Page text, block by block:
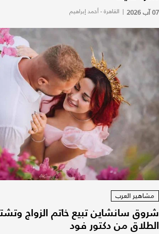
07 آب 2026 | القاهرة - أحمد إبراهيم
مشاهير العرب
شروق سانشاين تبيع خاتم الزواج
الطلاق من دكتور فود